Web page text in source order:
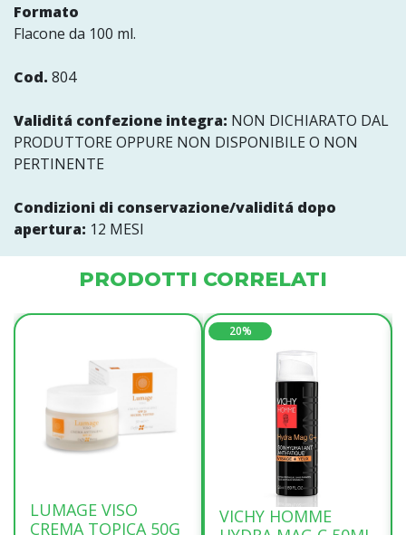
Formato
Flacone da 100 ml.
Cod. 804
Validitá confezione integra: NON DICHIARATO DAL
PRODUTTORE OPPURE NON DISPONIBILE O NON
PERTINENTE
Condizioni di conservazione/validitá dopo
apertura: 12 MESI
PRODOTTI CORRELATI
LUMAGE VISO
CREMA TOPICA 50G
20%
VICHY HOMME